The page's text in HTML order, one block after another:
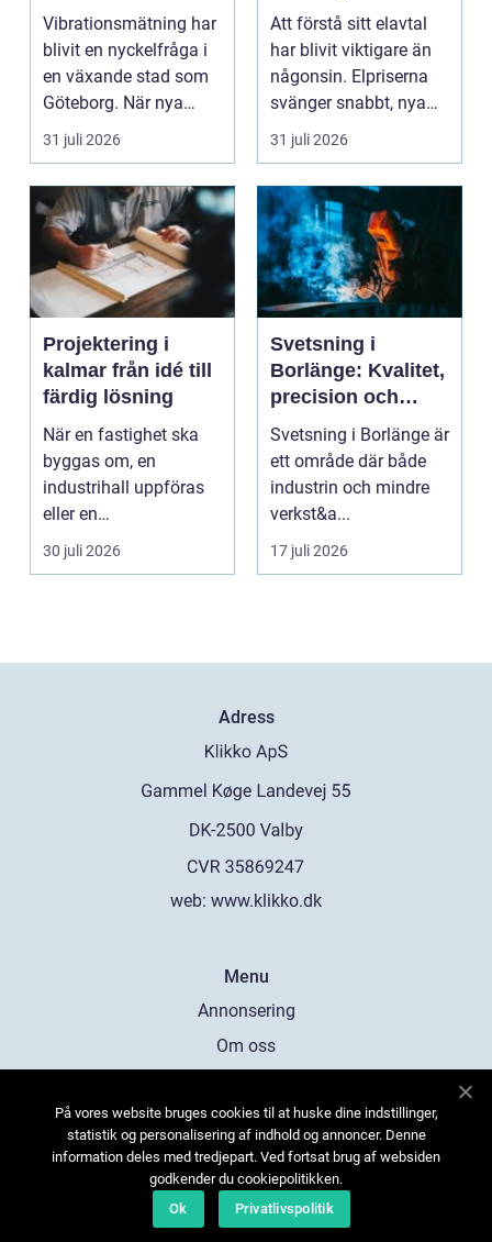
stadsmiljö
Vibrationsmätning har
blivit en nyckelfråga i
en växande stad som
Göteborg. När nya
bostäder, broar,...
31 juli 2026
elmarknad
Att förstå sitt elavtal
har blivit viktigare än
någonsin. Elpriserna
svänger snabbt, nya
typer av av...
31 juli 2026
Projektering i
kalmar från idé till
färdig lösning
När en fastighet ska
byggas om, en
industrihall uppföras
eller en
lantbruksanläggning
moderniseras ä...
30 juli 2026
Svetsning i
Borlänge: Kvalitet,
precision och
hållbara
konstruktioner
Svetsning i Borlänge är
ett område där både
industrin och mindre
verkst&a...
17 juli 2026
Adress
web: www.klikko.dk
Menu
Annonsering
Om oss
Kontakta oss
Sitemap
På vores website bruges cookies til at huske dine indstillinger,
statistik og personalisering af indhold og annoncer. Denne
information deles med tredjepart. Ved fortsat brug af websiden
godkender du cookiepolitikken.
Ok
Privatlivspolitik